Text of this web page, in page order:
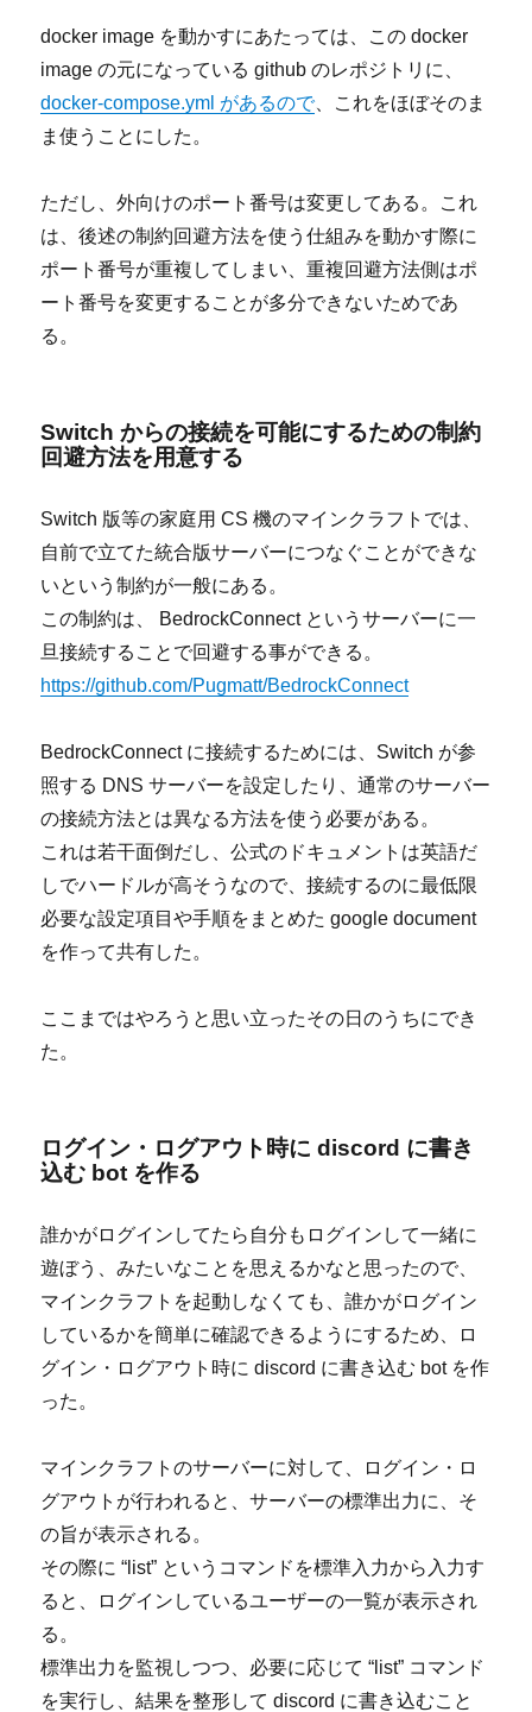
docker image を動かすにあたっては、この docker
image の元になっている github のレポジトリに、
docker-compose.yml があるので、これをほぼそのま
ま使うことにした。
ただし、外向けのポート番号は変更してある。これ
は、後述の制約回避方法を使う仕組みを動かす際に
ポート番号が重複してしまい、重複回避方法側はポ
ート番号を変更することが多分できないためであ
る。
Switch からの接続を可能にするための制約
回避方法を用意する
Switch 版等の家庭用 CS 機のマインクラフトでは、
自前で立てた統合版サーバーにつなぐことができな
いという制約が一般にある。
この制約は、 BedrockConnect というサーバーに一
旦接続することで回避する事ができる。
https://github.com/Pugmatt/BedrockConnect
BedrockConnect に接続するためには、Switch が参
照する DNS サーバーを設定したり、通常のサーバー
の接続方法とは異なる方法を使う必要がある。
これは若干面倒だし、公式のドキュメントは英語だ
しでハードルが高そうなので、接続するのに最低限
必要な設定項目や手順をまとめた google document
を作って共有した。
ここまではやろうと思い立ったその日のうちにでき
た。
ログイン・ログアウト時に discord に書き
込む bot を作る
誰かがログインしてたら自分もログインして一緒に
遊ぼう、みたいなことを思えるかなと思ったので、
マインクラフトを起動しなくても、誰かがログイン
しているかを簡単に確認できるようにするため、ロ
グイン・ログアウト時に discord に書き込む bot を作
った。
マインクラフトのサーバーに対して、ログイン・ロ
グアウトが行われると、サーバーの標準出力に、そ
の旨が表示される。
その際に “list” というコマンドを標準入力から入力す
ると、ログインしているユーザーの一覧が表示され
る。
標準出力を監視しつつ、必要に応じて “list” コマンド
を実行し、結果を整形して discord に書き込むこと